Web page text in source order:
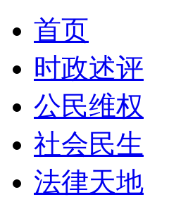
首页
时政述评
公民维权
社会民生
法律天地